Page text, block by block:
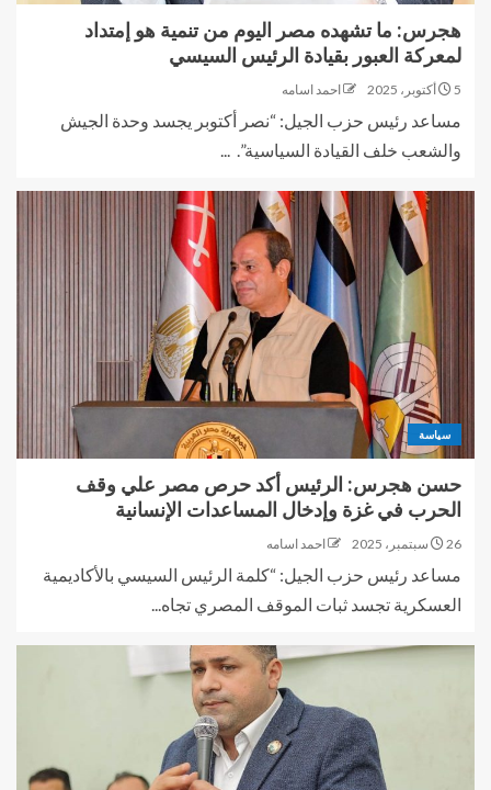
هجرس: ما تشهده مصر اليوم من تنمية هو إمتداد
لمعركة العبور بقيادة الرئيس السيسي
5 أكتوبر، 2025 احمد اسامه
مساعد رئيس حزب الجيل: “نصر أكتوبر يجسد وحدة الجيش
والشعب خلف القيادة السياسية”. ...
سياسة
حسن هجرس: الرئيس أكد حرص مصر علي وقف
الحرب في غزة وإدخال المساعدات الإنسانية
26 سبتمبر، 2025 احمد اسامه
مساعد رئيس حزب الجيل: “كلمة الرئيس السيسي بالأكاديمية
العسكرية تجسد ثبات الموقف المصري تجاه...